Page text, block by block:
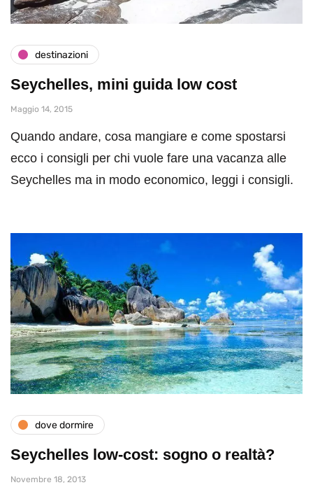
destinazioni
Seychelles, mini guida low cost
Maggio 14, 2015
Quando andare, cosa mangiare e come spostarsi
ecco i consigli per chi vuole fare una vacanza alle
Seychelles ma in modo economico, leggi i consigli.
dove dormire
Seychelles low-cost: sogno o realtà?
Novembre 18, 2013